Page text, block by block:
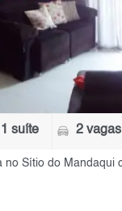
1 suíte 2 vagas